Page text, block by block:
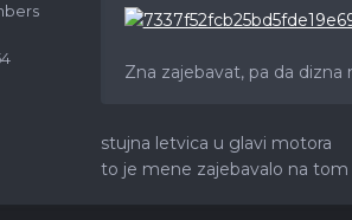
Zna zajebavat, pa da dizna
stujna letvica u glavi motora
to je mene zajebavalo na